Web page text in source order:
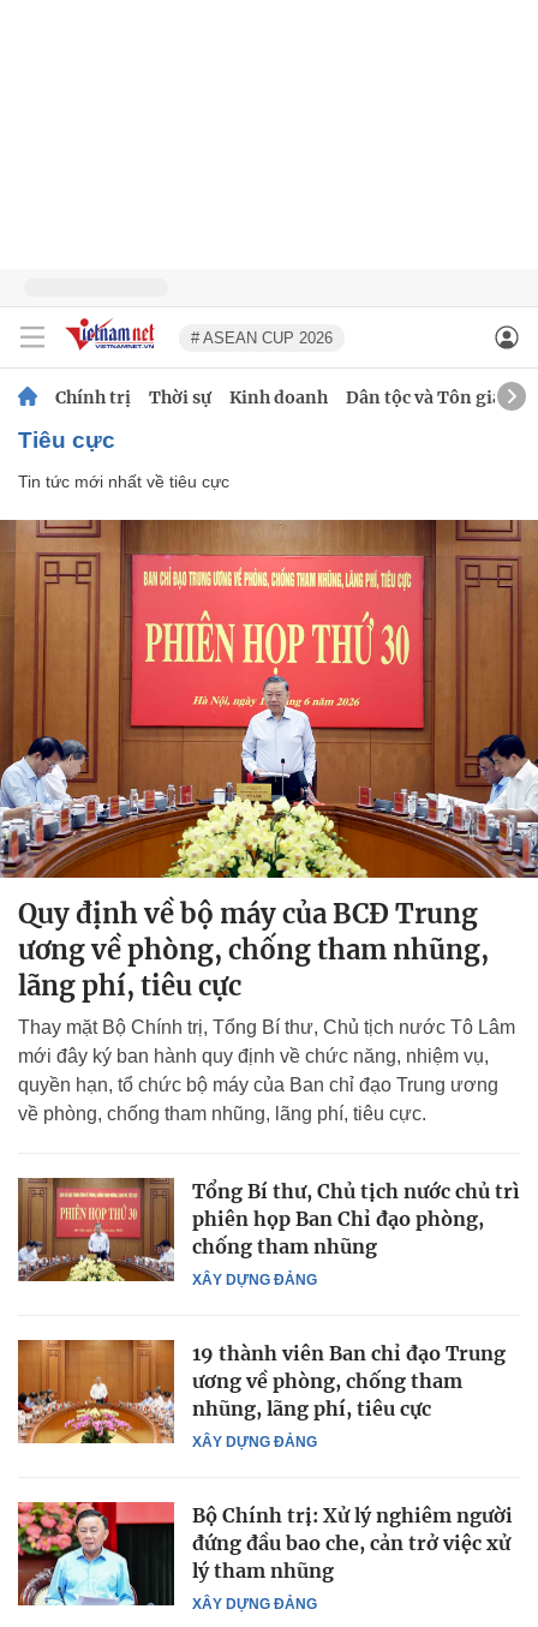
# ASEAN CUP 2026
Chính trị Thời sự Kinh doanh Dân tộc và Tôn giáo
tiêu cực
Tin tức mới nhất về tiêu cực
Quy định về bộ máy của BCĐ Trung
ương về phòng, chống tham nhũng,
lãng phí, tiêu cực
Thay mặt Bộ Chính trị, Tổng Bí thư, Chủ tịch nước Tô Lâm
mới đây ký ban hành quy định về chức năng, nhiệm vụ,
quyền hạn, tổ chức bộ máy của Ban chỉ đạo Trung ương
về phòng, chống tham nhũng, lãng phí, tiêu cực.
XÂY DỰNG ĐẢNG
Tổng Bí thư, Chủ tịch nước chủ trì
phiên họp Ban Chỉ đạo phòng,
chống tham nhũng
XÂY DỰNG ĐẢNG
19 thành viên Ban chỉ đạo Trung
ương về phòng, chống tham
nhũng, lãng phí, tiêu cực
XÂY DỰNG ĐẢNG
Bộ Chính trị: Xử lý nghiêm người
đứng đầu bao che, cản trở việc xử
lý tham nhũng